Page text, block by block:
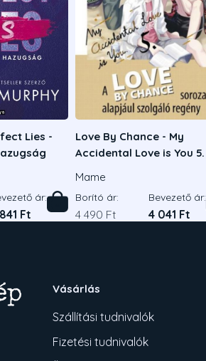
Lies -
ár:
Ft
Love By Chance - My
Accidental Love is You 5.
Mame
Borító ár:
4 490 Ft
Bevezető ár:
4 041 Ft
Vásárlás
Szállítási tudnivalók
Fizetési tudnivalók